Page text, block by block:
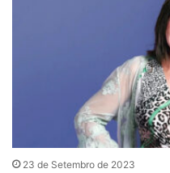
23 de Setembro de 2023